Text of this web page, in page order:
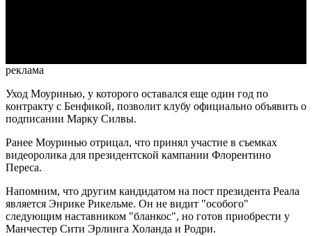
реклама
Уход Моуринью, у которого оставался еще один год по
контракту с Бенфикой, позволит клубу официально объявить о
подписании Марку Силвы.
Ранее Моуринью отрицал, что принял участие в съемках
видеоролика для президентской кампании Флорентино
Переса.
Напомним, что другим кандидатом на пост президента Реала
является Энрике Рикельме. Он не видит "особого"
следующим наставником "бланкос", но готов приобрести у
Манчестер Сити Эрлинга Холанда и Родри.